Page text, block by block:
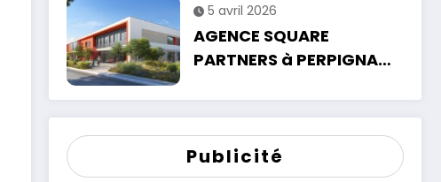
5 avril 2026
AGENCE SQUARE
PARTNERS à PERPIGNAN :
de vos projets
immobiliers
Publicité